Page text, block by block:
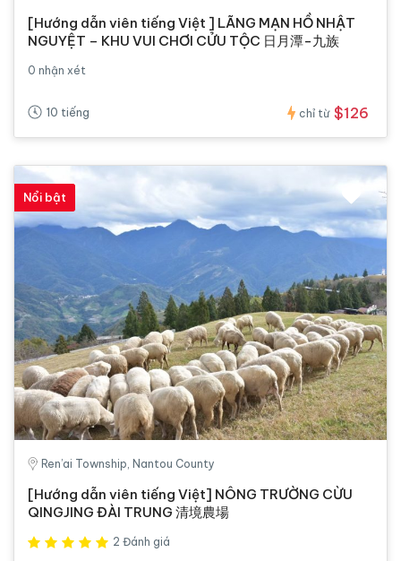
[Hướng dẫn viên tiếng Việt ] LÃNG MẠN HỒ NHẬT
NGUYỆT – KHU VUI CHƠI CỬU TỘC 日月潭-九族
0 nhận xét
10 tiếng chỉ từ $126
Nổi bật
Ren’ai Township, Nantou County
[Hướng dẫn viên tiếng Việt] NÔNG TRƯỜNG CỪU
QINGJING ĐÀI TRUNG 清境農場
2 Đánh giá